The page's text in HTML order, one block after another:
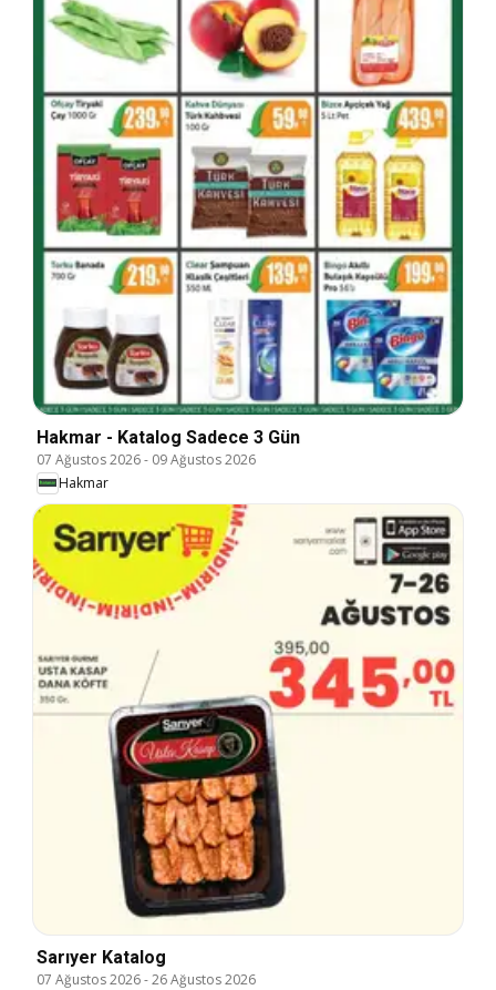
Hakmar - Katalog Sadece 3 Gün
07 Ağustos 2026- 09 Ağustos 2026
Hakmar
Sarıyer Katalog
07 Ağustos 2026-26 Ağustos 2026